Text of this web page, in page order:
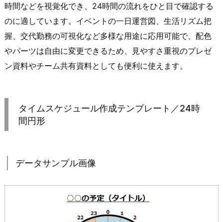
時間などを視覚化でき、24時間の流れをひと目で確認する
のに適しています。イベントの一日運営図、生活リズム把
握、交代勤務の可視化など多様な用途に応用可能で、配色
やパーツは自由に変更できるため、見やすさ重視のプレゼ
ン資料やチーム共有資料としても便利に使えます。
タイムスケジュール作成テンプレート／24時
間円形
データサンプル画像